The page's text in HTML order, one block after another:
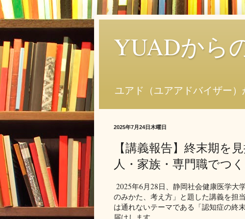
YUADから
ユアド（ユアアドバイザー
2025年7月24日木曜日
【講義報告】終末期を
人・家族・専門職でつ
2025年6月28日、静岡社会健康医学大
のみかた、考え方」と題した講義を担
は通れないテーマである「認知症の終
届けします。